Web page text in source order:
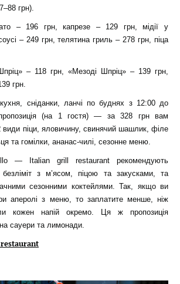
грн).
– 196 грн, капрезе – 129 грн, мідії у
– 249 грн, телятина гриль – 278 грн, піца
– 118 грн, «Мезоді Шпріц» – 139 грн,
грн.
кухня, сніданки, ланчі по буднях з 12:00 до
пропозиція (на 1 гостя) — за 328 грн вам
види піци, яловичину, свинячий шашлик, філе
та гомілки, ананас-чилі, сезонне меню.
— Italian grill restaurant рекомендують
з м’ясом, піцою та закусками, та
сезонними коктейлями. Так, якщо ви
аперолі з меню, то заплатите менше, ніж
кожен напій окремо. Ця ж пропозиція
сауери та лимонади.